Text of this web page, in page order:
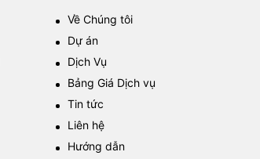
Về Chúng tôi
Dự án
Dịch Vụ
Bảng Giá Dịch vụ
Tin tức
Liên hệ
Hướng dẫn